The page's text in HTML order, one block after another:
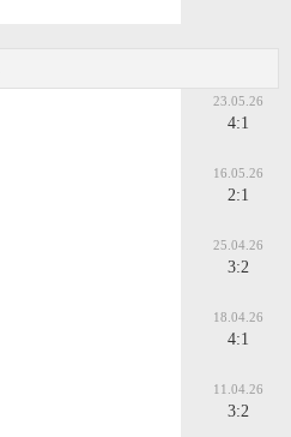
23.05.26
4:1
16.05.26
2:1
25.04.26
3:2
18.04.26
4:1
11.04.26
3:2